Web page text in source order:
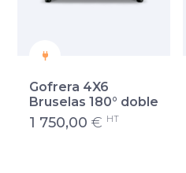
Gofrera 4X6
Bruselas 180° doble
1 750,00 € HT